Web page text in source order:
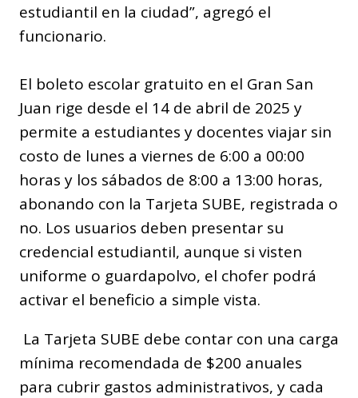
estudiantil en la ciudad”, agregó el
funcionario.
El boleto escolar gratuito en el Gran San
Juan rige desde el 14 de abril de 2025 y
permite a estudiantes y docentes viajar sin
costo de lunes a viernes de 6:00 a 00:00
horas y los sábados de 8:00 a 13:00 horas,
abonando con la Tarjeta SUBE, registrada o
no. Los usuarios deben presentar su
credencial estudiantil, aunque si visten
uniforme o guardapolvo, el chofer podrá
activar el beneficio a simple vista.
La Tarjeta SUBE debe contar con una carga
mínima recomendada de $200 anuales
para cubrir gastos administrativos, y cada